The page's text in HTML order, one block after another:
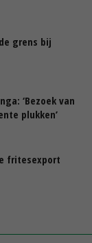
grens bij
‘Bezoek van
plukken’
fritesexport